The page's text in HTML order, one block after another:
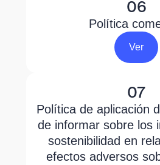
06
Política
Ver
07
Política de aplicación
de informar sobre los
sostenibilidad en
efectos adversos